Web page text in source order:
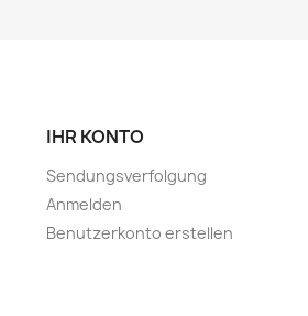
IHR KONTO
Sendungsverfolgung
Anmelden
Benutzerkonto erstellen